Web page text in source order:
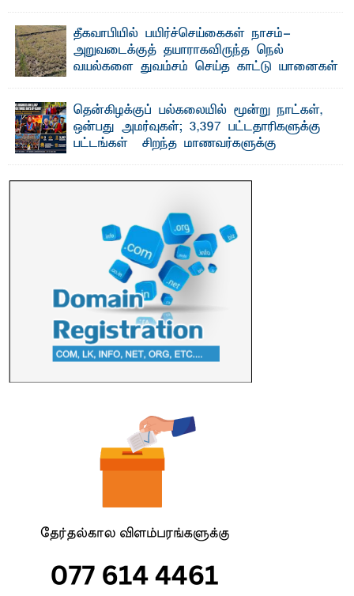
தீகவாபியில் பயிர்ச்செய்கைகள் நாசம்-
அறுவடைக்குத் தயாராகவிருந்த நெல்
வயல்களை துவம்சம் செய்த காட்டு யானைகள்
காணப்பட்ட பல ...தென்கிழக்குப் பல்கலையில் மூன்று நாட்கள்,
ஒன்பது அமர்வுகள்; 3,397 பட்டதாரிகளுக்கு
பட்டங்கள் – சிறந்த மாணவர்களுக்கு
மற்றும் சிறப்புப் பரிசுகள்